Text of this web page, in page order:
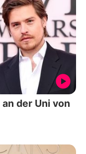
der Uni von